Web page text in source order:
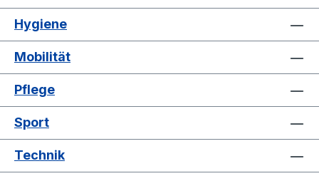
Hygiene
Mobilität
Pflege
Sport
Technik